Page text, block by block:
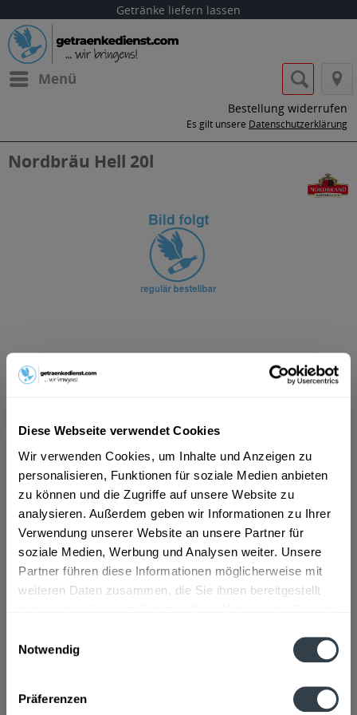
Diese Webseite verwendet Cookies
Wir verwenden Cookies, um Inhalte und Anzeigen zu
personalisieren, Funktionen für soziale Medien anbieten
zu können und die Zugriffe auf unsere Website zu
analysieren. Außerdem geben wir Informationen zu Ihrer
Verwendung unserer Website an unsere Partner für
soziale Medien, Werbung und Analysen weiter. Unsere
Partner führen diese Informationen möglicherweise mit
weiteren Daten zusammen, die Sie ihnen bereitgestellt
Notwendig
Präferenzen
Getränke liefern lassen
Menü
Bestellung widerrufen
Es gilt unsere Datenschutzerklärung
Nordbräu Hell 20l
inkl. MwSt.ggf. zzgl. Erschwerniszuschlag
Vorrätig
MEHRWEG
+30,00 € Pfand
In den Warenkorb
Artikel-Nr.:
30671
Verfügbar in:
Zutaten und Allergene